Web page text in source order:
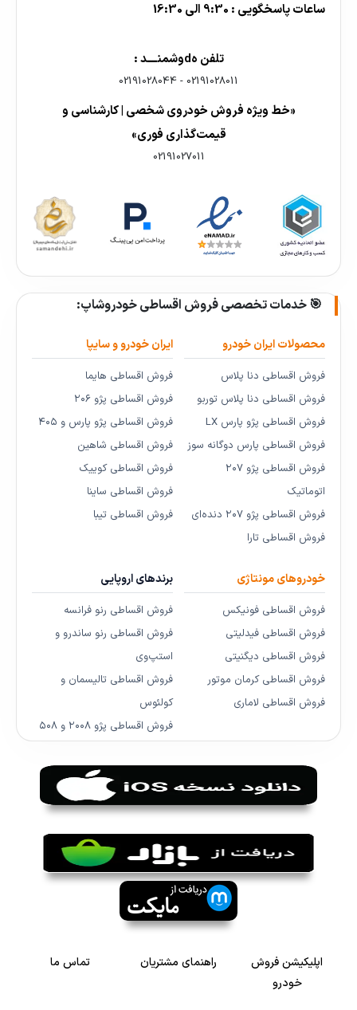
ساعات پاسخگویی : 9:30 الی 16:30
تلفن هdوشمنــــد :
02191028011
-
02191028044
«خط ویژه فروش خودروی شخصی | کارشناسی و
قیمت‌گذاری فوری»
02191027011
🎯 خدمات تخصصی فروش اقساطی خودروشاپ:
محصولات ایران خودرو
فروش اقساطی دنا پلاس
فروش اقساطی دنا پلاس توربو
فروش اقساطی پژو پارس LX
فروش اقساطی پارس دوگانه سوز
فروش اقساطی پژو ۲۰۷
اتوماتیک
فروش اقساطی پژو ۲۰۷ دنده‌ای
فروش اقساطی تارا
ایران خودرو و سایپا
فروش اقساطی هایما
فروش اقساطی پژو ۲۰۶
فروش اقساطی پژو پارس و ۴۰۵
فروش اقساطی شاهین
فروش اقساطی کوییک
فروش اقساطی ساینا
فروش اقساطی تیبا
خودروهای مونتاژی
فروش اقساطی فونیکس
فروش اقساطی فیدلیتی
فروش اقساطی دیگنیتی
فروش اقساطی کرمان موتور
فروش اقساطی لاماری
برندهای اروپایی
فروش اقساطی رنو فرانسه
فروش اقساطی رنو ساندرو و
استپ‌وی
فروش اقساطی تالیسمان و
کولئوس
فروش اقساطی پژو ۲۰۰۸ و ۵۰۸
اپلیکیشن فروش
خودرو
راهنمای مشتریان تماس ما